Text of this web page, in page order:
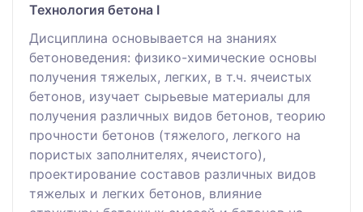
Технология бетона I
Дисциплина основывается на знаниях
бетоноведения: физико-химические основы
получения тяжелых, легких, в т.ч. ячеистых
бетонов, изучает сырьевые материалы для
получения различных видов бетонов, теорию
прочности бетонов (тяжелого, легкого на
пористых заполнителях, ячеистого),
проектирование составов различных видов
тяжелых и легких бетонов, влияние